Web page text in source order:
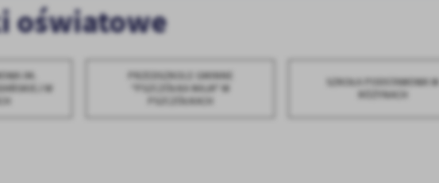
oświatowe
IM.
W
PRZEDSZKOLE GMINNE
"PSZCZÓŁKA MAJA" W
PSZCZÓŁKACH
SZKOŁA PODSTAWOWA W
RÓŻYNACH